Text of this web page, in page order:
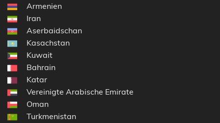
Armenien
Iran
Aserbaidschan
Kasachstan
Kuwait
Bahrain
Katar
Vereinigte Arabische Emirate
Oman
Turkmenistan